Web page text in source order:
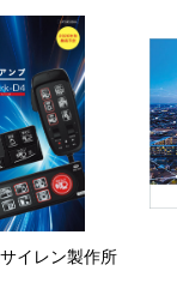
イレン製作所